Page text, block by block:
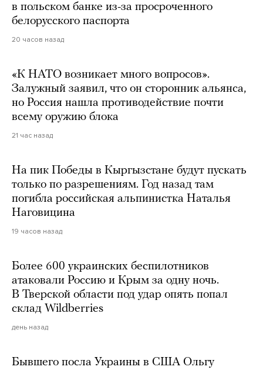
в польском банке из-за просроченного
белорусского паспорта
20 часов назад
«К НАТО возникает много вопросов».
Залужный заявил, что он сторонник альянса,
но Россия нашла противодействие почти
всему оружию блока
21 час назад
На пик Победы в Кыргызстане будут пускать
только по разрешениям. Год назад там
погибла российская альпинистка Наталья
Наговицина
19 часов назад
Более 600 украинских беспилотников
атаковали Россию и Крым за одну ночь.
В Тверской области под удар опять попал
склад Wildberries
день назад
Бывшего посла Украины в США Ольгу